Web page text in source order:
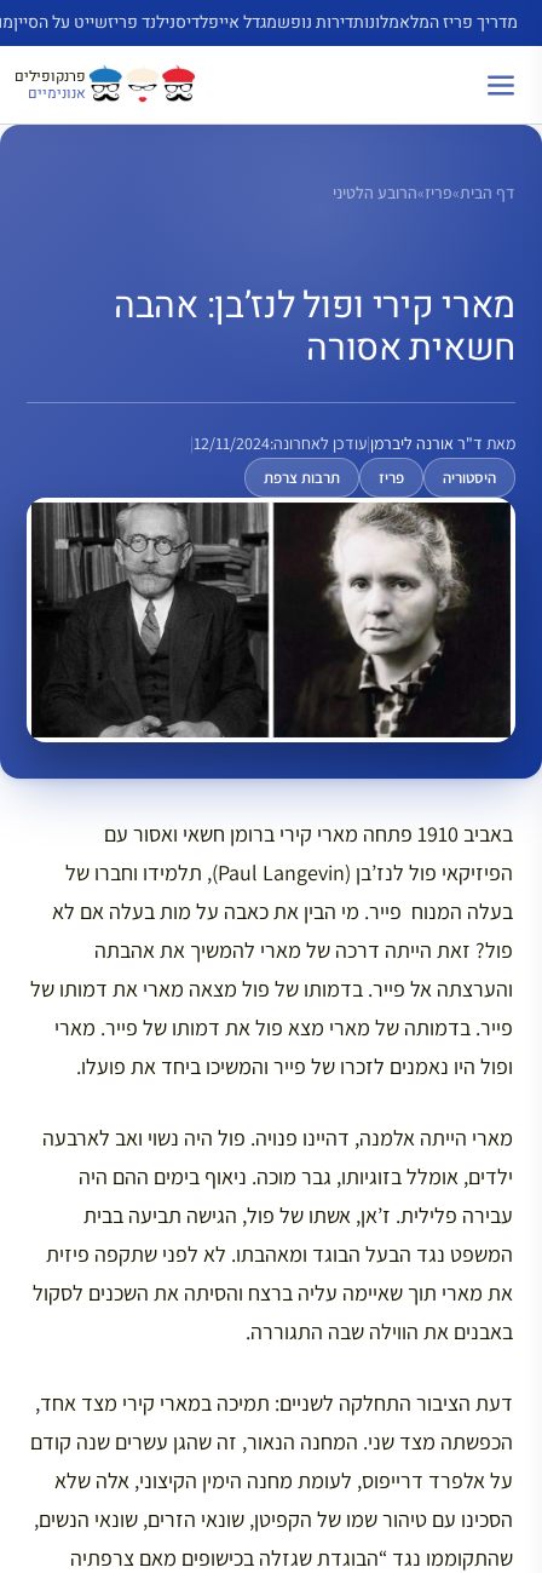
לדלג
לתוכן
מדריך פריז המלאמלונותדירות נופשמגדל אייפלדיסנילנד פריזשייט על הסיין
פרנקופילים
אנונימיים
דף הבית»פריז»הרובע הלטיני
מארי קירי ופול לנז’בן: אהבה
חשאית אסורה
מאת ד"ר אורנה ליברמן|עודכן לאחרונה:12/11/2024
|
היסטוריה פריז תרבות צרפת
באביב 1910 פתחה מארי קירי ברומן חשאי ואסור עם
הפיזיקאי פול לנז’בן (Paul Langevin), תלמידו וחברו של
בעלה המנוח פייר. מי הבין את כאבה על מות בעלה אם לא
פול? זאת הייתה דרכה של מארי להמשיך את אהבתה
והערצתה אל פייר. בדמותו של פול מצאה מארי את דמותו של
פייר. בדמותה של מארי מצא פול את דמותו של פייר. מארי
ופול היו נאמנים לזכרו של פייר והמשיכו ביחד את פועלו.
מארי הייתה אלמנה, דהיינו פנויה. פול היה נשוי ואב לארבעה
ילדים, אומלל בזוגיותו, גבר מוכה. ניאוף בימים ההם היה
עבירה פלילית. ז’אן, אשתו של פול, הגישה תביעה בבית
המשפט נגד הבעל הבוגד ומאהבתו. לא לפני שתקפה פיזית
את מארי תוך שאיימה עליה ברצח והסיתה את השכנים לסקול
באבנים את הווילה שבה התגוררה.
דעת הציבור התחלקה לשניים: תמיכה במארי קירי מצד אחד,
הכפשתה מצד שני. המחנה הנאור, זה שהגן עשרים שנה קודם
על אלפרד דרייפוס, לעומת מחנה הימין הקיצוני, אלה שלא
הסכינו עם טיהור שמו של הקפיטן, שונאי הזרים, שונאי הנשים,
שהתקוממו נגד “הבוגדת שגזלה בכישופים מאם צרפתיה